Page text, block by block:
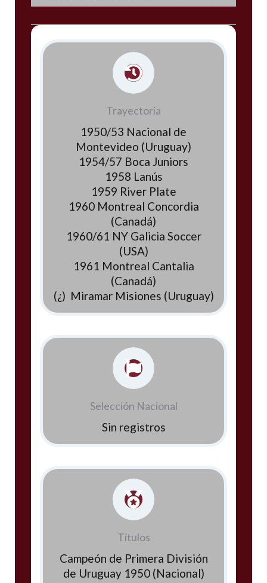
Trayectoria
1950/53 Nacional de
Montevideo (Uruguay)
1954/57 Boca Juniors
1958 Lanús
1959 River Plate
1960 Montreal Concordia
(Canadá)
1960/61 NY Galicia Soccer
(USA)
1961 Montreal Cantalia
(Canadá)
(¿) Miramar Misiones (Uruguay)
Selección Nacional
Sin registros
Títulos
Campeón de Primera División
de Uruguay 1950 (Nacional)